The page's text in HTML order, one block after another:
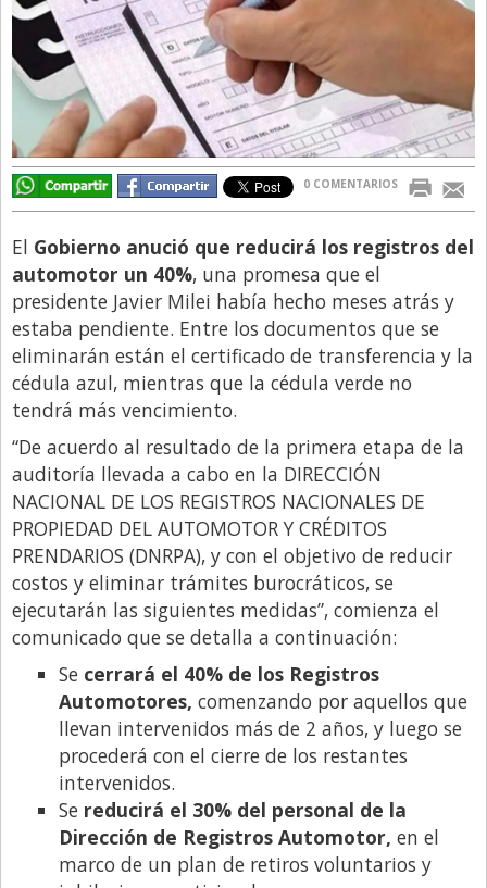
Directivos
Ecología y Ambiente
Economía
El Experto
El Innovador
El Precio Que Yo Ví
Entrevista
Entrevista Exclusiva
Finanzas
Gastronomia
Internacionales
La Opinión del Director
Legales
Libro de Quejas
Medios
Millonarios
Minuto Lanzamiento
Negocios
Opinion
Política
Publicidad y Marketing
Real Estate y Propiedades
0 COMENTARIOS
El Gobierno anució que reducirá los registros del
automotor un 40%, una promesa que el
presidente Javier Milei había hecho meses atrás y
estaba pendiente. Entre los documentos que se
eliminarán están el certificado de transferencia y la
cédula azul, mientras que la cédula verde no
tendrá más vencimiento.
“De acuerdo al resultado de la primera etapa de la
auditoría llevada a cabo en la DIRECCIÓN
NACIONAL DE LOS REGISTROS NACIONALES DE
PROPIEDAD DEL AUTOMOTOR Y CRÉDITOS
PRENDARIOS (DNRPA), y con el objetivo de reducir
costos y eliminar trámites burocráticos, se
ejecutarán las siguientes medidas”, comienza el
comunicado que se detalla a continuación:
Se cerrará el 40% de los Registros
Automotores, comenzando por aquellos que
llevan intervenidos más de 2 años, y luego se
procederá con el cierre de los restantes
intervenidos.
Se reducirá el 30% del personal de la
Dirección de Registros Automotor, en el
marco de un plan de retiros voluntarios y